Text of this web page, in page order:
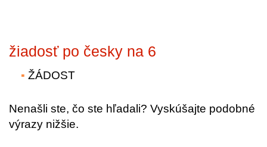
žiadosť po česky na 6
ŽÁDOST
Nenašli ste, čo ste hľadali? Vyskúšajte podobné
výrazy nižšie.